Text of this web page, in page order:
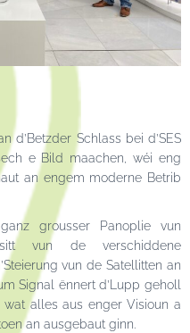
d’Betzder Schlass bei d’SES
e Bild maachen, wéi eng
an engem moderne Betrib
grousser Panoplie vun
vun de verschiddene
vun de Satellitten an
Signal ënnert d’Lupp geholl
wat alles aus enger Visioun a
an ausgebaut ginn.